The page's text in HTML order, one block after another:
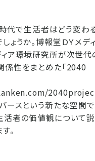
代で生活者はどう変わ
ょうか。博報堂ＤＹメデ
ィア環境研究所が次世代
係性をまとめた「2040
ースという新たな空間
活者の価値観について
。